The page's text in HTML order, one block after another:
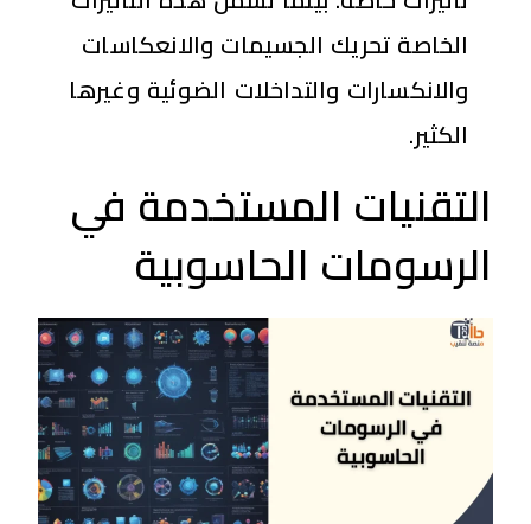
الخاصة تحريك الجسيمات والانعكاسات
والانكسارات والتداخلات الضوئية وغيرها
الكثير.
التقنيات المستخدمة في
الرسومات الحاسوبية